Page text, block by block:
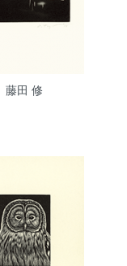
藤田 修